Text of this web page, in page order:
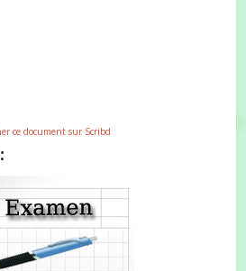
ce document sur Scribd